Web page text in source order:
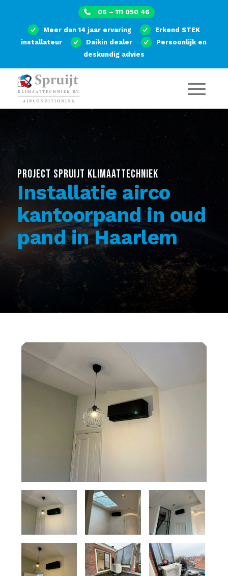
06 – 111 050 46
Meer dan 14 jaar ervaring
Erkend STEK
installateur
Daikin dealer
Persoonlijk en
deskundig advies
PROJECT SPRUIJT KLIMAATTECHNIEK
Installatie airco
kantoorpand in oud
pand in Haarlem